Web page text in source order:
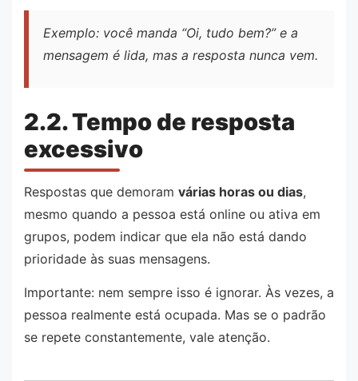
Exemplo: você manda “Oi, tudo bem?” e a
mensagem é lida, mas a resposta nunca vem.
2.2. Tempo de resposta
excessivo
Respostas que demoram várias horas ou dias,
mesmo quando a pessoa está online ou ativa em
grupos, podem indicar que ela não está dando
prioridade às suas mensagens.
Importante: nem sempre isso é ignorar. Às vezes, a
pessoa realmente está ocupada. Mas se o padrão
se repete constantemente, vale atenção.